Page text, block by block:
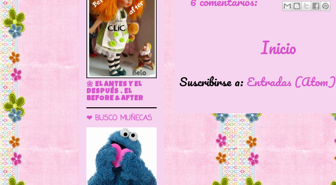
Inicio
Suscribirse a: Entradas (Atom)
🌼 EL ANTES Y EL
DESPUÉS . EL
BEFORE & AFTER
❤ BUSCO MUÑECAS